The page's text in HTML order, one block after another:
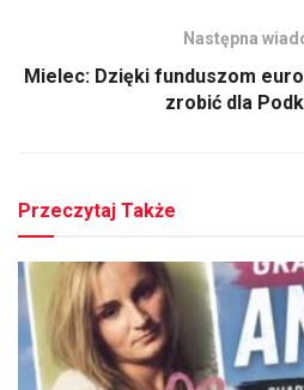
Następna
Mielec: Dzięki funduszom
zrobić dla
Przeczytaj Także